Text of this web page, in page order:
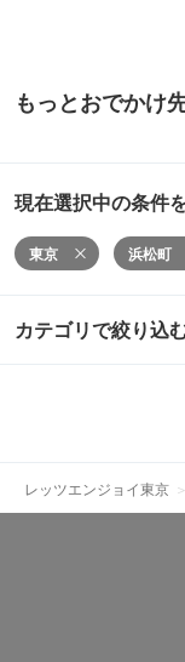
もっとおでかけ
現在選択中の条件
東京 浜松町
カテゴリで絞り込
レッツエンジョイ東京